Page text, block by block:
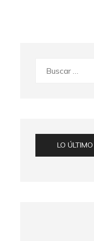
LO ÚLTIMO